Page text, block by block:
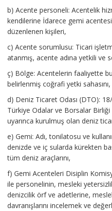
b) Acente personeli: Acentelik
kendilerine İdarece gemi
düzenlenen kişileri,
c) Acente sorumlusu: Ticari
atanmış, acente adına yetkili ve
ç) Bölge: Acentelerin faaliyette
belirlenmiş coğrafi yetki sahasını,
d) Deniz Ticaret Odası (DTO):
Türkiye Odalar ve Borsalar
uyarınca kurulmuş olan deniz
e) Gemi: Adı, tonilatosu ve
denizde ve iç sularda kürekten
tüm deniz araçlarını,
f) Gemi Acenteleri Disiplin
ile personelinin, mesleki
denizcilik örf ve adetlerine,
davranışlarını incelemek ve